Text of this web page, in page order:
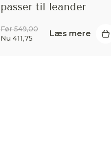
passer til leander
Før 549,00
Nu 411,75
Læs mere